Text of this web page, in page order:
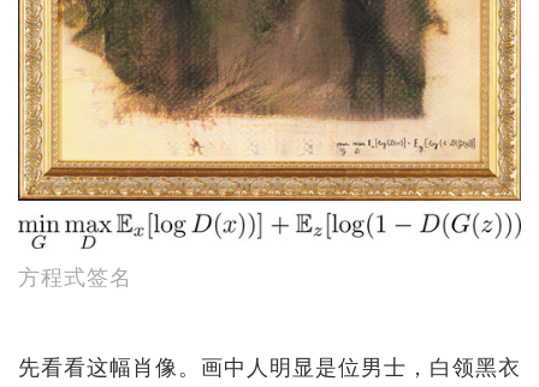
方程式签名
先看看这幅肖像。画中人明显是位男士，白领黑衣